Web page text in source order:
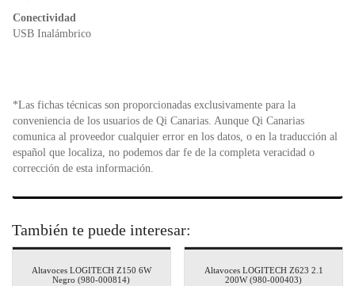
Conectividad
USB Inalámbrico
*Las fichas técnicas son proporcionadas exclusivamente para la
conveniencia de los usuarios de Qi Canarias. Aunque Qi Canarias
comunica al proveedor cualquier error en los datos, o en la traducción al
español que localiza, no podemos dar fe de la completa veracidad o
corrección de esta información.
También te puede interesar:
Altavoces LOGITECH Z150 6W
Negro (980-000814)
Altavoces LOGITECH Z623 2.1
200W (980-000403)